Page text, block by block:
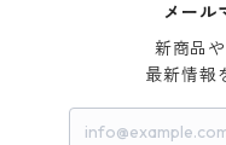
メール
新商品
最新情報